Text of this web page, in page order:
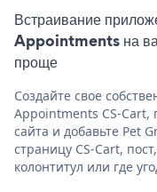
Встраивание
Appointments на
проще
Создайте свое
Appointments CS-Cart,
сайта и добавьте Pet
страницу CS-Cart,
колонтитул или где